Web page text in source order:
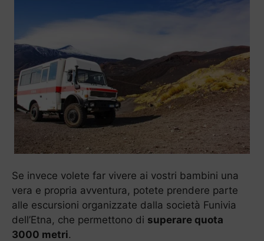
Se invece volete far vivere ai vostri bambini una
vera e propria avventura, potete prendere parte
alle escursioni organizzate dalla società Funivia
dell’Etna, che permettono di superare quota
3000 metri.